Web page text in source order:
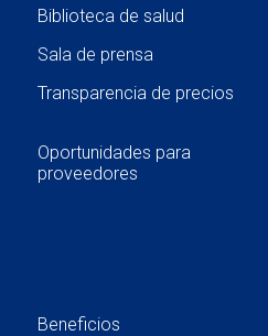
Biblioteca de salud
Sala de prensa
Transparencia de precios
Oportunidades para
proveedores
Beneficios